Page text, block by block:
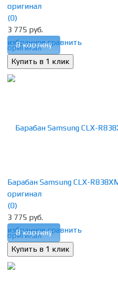
избранное сравнить
оригинал
(0)
3 775 руб.
В корзину
избранное сравнить
Барабан Samsung CLX-
оригинал
(0)
3 775 руб.
В корзину